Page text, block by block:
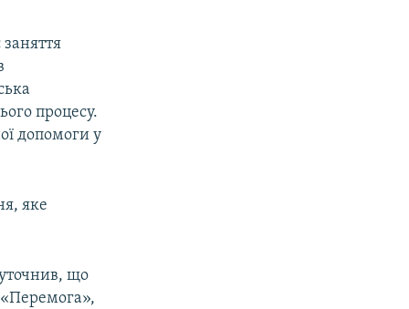
заняття
процесу.
допомоги у
яке
що